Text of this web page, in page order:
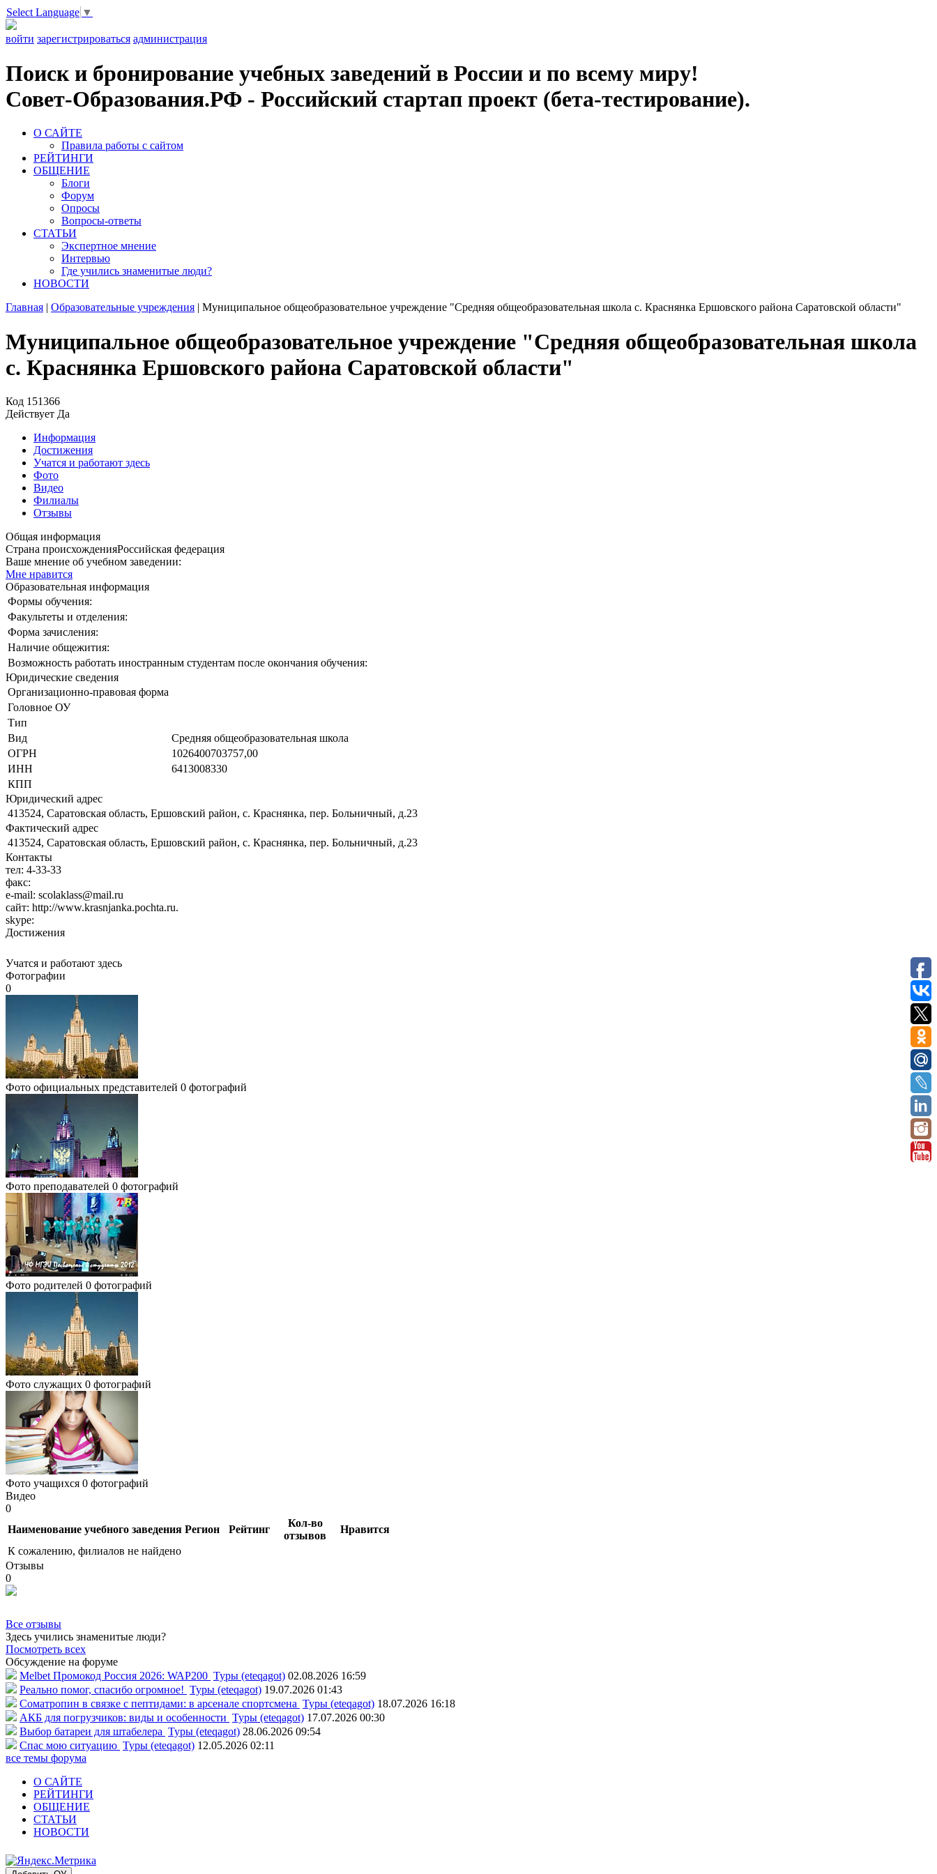
Select Language ▼
войти зарегистрироваться администрация
Поиск и бронирование учебных заведений в России и по всему миру!
Совет-Образования.РФ - Российский стартап проект (бета-тестирование).
О САЙТЕ
Правила работы с сайтом
РЕЙТИНГИ
ОБЩЕНИЕ
Блоги
Форум
Опросы
Вопросы-ответы
СТАТЬИ
Экспертное мнение
Интервью
Где учились знаменитые люди?
НОВОСТИ
Главная | Образовательные учреждения | Муниципальное общеобразовательное учреждение "Средняя общеобразовательная школа с. Краснянка Ершовского района Саратовской области"
Муниципальное общеобразовательное учреждение "Средняя общеобразовательная школа
с. Краснянка Ершовского района Саратовской области"
Код 151366
Действует Да
Информация
Достижения
Учатся и работают здесь
Фото
Видео
Филиалы
Отзывы
Общая информация
Страна происхожденияРоссийская федерация
Ваше мнение об учебном заведении:
Мне нравится
Образовательная информация
Формы обучения:
Факультеты и отделения:
Форма зачисления:
Наличие общежития:
Возможность работать иностранным студентам после окончания обучения:
Юридические сведения
Организационно-правовая форма
Головное ОУ
Тип
Вид
Средняя общеобразовательная школа
ОГРН
1026400703757,00
ИНН
6413008330
КПП
Юридический адрес
413524, Саратовская область, Ершовский район, с. Краснянка, пер. Больничный, д.23
Фактический адрес
413524, Саратовская область, Ершовский район, с. Краснянка, пер. Больничный, д.23
Контакты
тел: 4-33-33
факс:
e-mail: scolaklass@mail.ru
сайт: http://www.krasnjanka.pochta.ru.
skype:
Достижения
Учатся и работают здесь
Фотографии
0
Фото официальных представителей 0 фотографий
Фото преподавателей 0 фотографий
Фото родителей 0 фотографий
Фото служащих 0 фотографий
Фото учащихся 0 фотографий
Видео
0
Наименование учебного заведения Регион Рейтинг
Кол-во
отзывов
Нравится
К сожалению, филиалов не найдено
Отзывы
0
Все отзывы
Здесь учились знаменитые люди?
Посмотреть всех
Обсуждение на форуме
Melbet Промокод Россия 2026: WAP200 Туры (eteqagot) 02.08.2026 16:59
Реально помог, спасибо огромное! Туры (eteqagot) 19.07.2026 01:43
Соматропин в связке с пептидами: в арсенале спортсмена Туры (eteqagot) 18.07.2026 16:18
АКБ для погрузчиков: виды и особенности Туры (eteqagot) 17.07.2026 00:30
Выбор батареи для штабелера Туры (eteqagot) 28.06.2026 09:54
Спас мою ситуацию Туры (eteqagot) 12.05.2026 02:11
все темы форума
О САЙТЕ
РЕЙТИНГИ
ОБЩЕНИЕ
СТАТЬИ
НОВОСТИ